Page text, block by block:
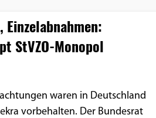
StVZO-Monopol
waren in Deutschland
vorbehalten. Der Bundesrat